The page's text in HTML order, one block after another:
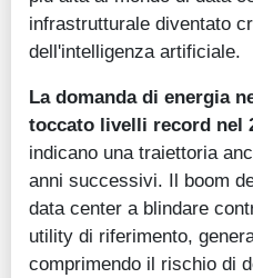
infrastrutturale diventato
dell'intelligenza artificiale.
La domanda di energia
toccato livelli record nel
indicano una traiettoria
anni successivi. Il boom
data center a blindare
utility di riferimento,
comprimendo il rischio di